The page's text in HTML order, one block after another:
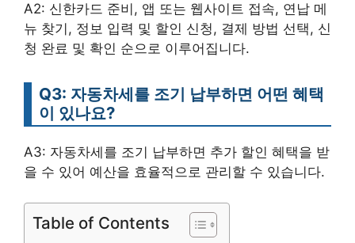
A2: 신한카드 준비, 앱 또는 웹사이트 접속, 연납 메
뉴 찾기, 정보 입력 및 할인 신청, 결제 방법 선택, 신
청 완료 및 확인 순으로 이루어집니다.
Q3: 자동차세를 조기 납부하면 어떤 혜택
이 있나요?
A3: 자동차세를 조기 납부하면 추가 할인 혜택을 받
을 수 있어 예산을 효율적으로 관리할 수 있습니다.
Table of Contents